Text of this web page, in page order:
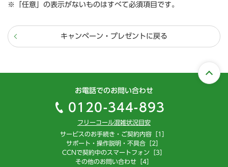
※「任意」の表示がないものはすべて必須項目です。
キャンペーン・プレゼントに戻る
お電話でのお問い合わせ
0120-344-893
フリーコール混雑状況目安
サービスのお手続き・ご契約内容［1］
サポート・操作説明・不具合［2］
CCNで契約中のスマートフォン［3］
その他のお問い合わせ［4］